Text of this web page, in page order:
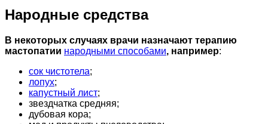
Народные средства
В некоторых случаях врачи назначают терапию
мастопатии народными способами, например:
сок чистотела;
лопух;
капустный лист;
звездчатка средняя;
дубовая кора;